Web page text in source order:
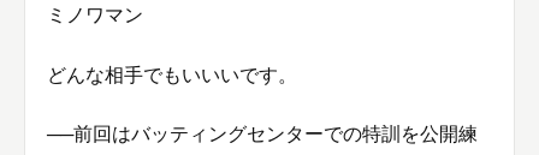
ミノワマン
どんな相手でもいいいです。
──前回はバッティングセンターでの特訓を公開練